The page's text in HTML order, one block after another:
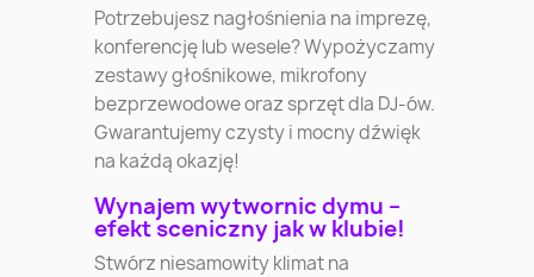
Potrzebujesz nagłośnienia na imprezę,
konferencję lub wesele? Wypożyczamy
zestawy głośnikowe, mikrofony
bezprzewodowe oraz sprzęt dla DJ-ów.
Gwarantujemy czysty i mocny dźwięk
na każdą okazję!
Wynajem wytwornic dymu –
efekt sceniczny jak w klubie!
Stwórz niesamowity klimat na